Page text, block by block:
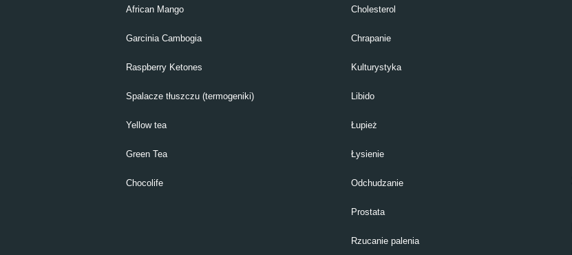
African Mango
Garcinia Cambogia
Raspberry Ketones
Spalacze tłuszczu (termogeniki)
Yellow tea
Green Tea
Chocolife
Cholesterol
Chrapanie
Kulturystyka
Libido
Łupież
Łysienie
Odchudzanie
Prostata
Rzucanie palenia